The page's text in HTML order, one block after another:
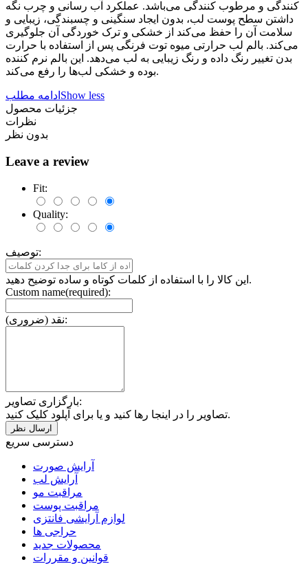
کنندگی و مرطوب کنندگی می‌باشد. عملکرد آب رسانی و چرب نگه
داشتن سطح پوست لب، بدون ایجاد سنگینی و چسبندگی، زیبایی و
سلامت آن را حفظ می‌کند از خشکی و ترک خوردگی آن جلوگیری
می‌کند. بالم لب حرارتی میوه توت فرنگی پس از استفاده با حرارت
بدن تغییر رنگ داده و رنگ زیبایی به لب می‌دهد. این بالم نرم کننده
بوده و خشکی لب‌ها را رفع می‌کند.
ادامه مطلب Show less
جزئیات محصول
نظرات
بدون نظر
Leave a review
Fit:
Quality:
توصیف:
این کالا را با استفاده از کلمات کوتاه و ساده توضیح دهید.
Custom name(required):
نقد (ضروری):
بارگزاری تصاویر:
تصاویر را در اینجا رها کنید و یا برای آپلود کلیک کنید.
دسترسی سریع
آرایش صورت
آرایش لب
مراقبت مو
مراقبت پوست
لوازم آرایشی فانتزی
حراجی ها
محصولات جدید
قوانین و مقررات